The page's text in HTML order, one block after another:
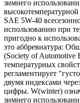
зимнего
высокотемпературной
SAE 5W-40
использованию при
пригодно к
это аббревиатура:
(Society of Automotive
температурных
регламентирует
двумя индексами
цифры. W(winter)
зимнего